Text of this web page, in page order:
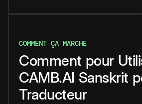
COMMENT ÇA MARCHE
Comment pour
CAMB.AI Sanskrit
Traducteur